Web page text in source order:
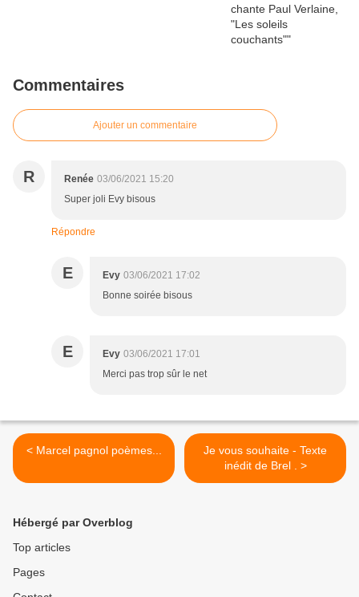
Commentaires
Ajouter un commentaire
R Renée 03/06/2021 15:20
Super joli Evy bisous
Répondre
E Evy 03/06/2021 17:02
Bonne soirée bisous
E Evy 03/06/2021 17:01
Merci pas trop sûr le net
< Marcel pagnol poèmes...
Je vous souhaite - Texte
inédit de Brel . >
Hébergé par Overblog
Top articles
Pages